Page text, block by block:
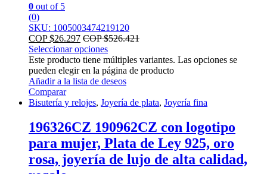
0 out of 5
(0)
SKU: 1005003474219120
COP $26.297 COP $526.421
Seleccionar opciones
Este producto tiene múltiples variantes. Las opciones se
pueden elegir en la página de producto
Añadir a la lista de deseos
Comparar
Bisutería y relojes, Joyería de plata, Joyería fina
196326CZ 190962CZ con logotipo
para mujer, Plata de Ley 925, oro
rosa, joyería de lujo de alta calidad,